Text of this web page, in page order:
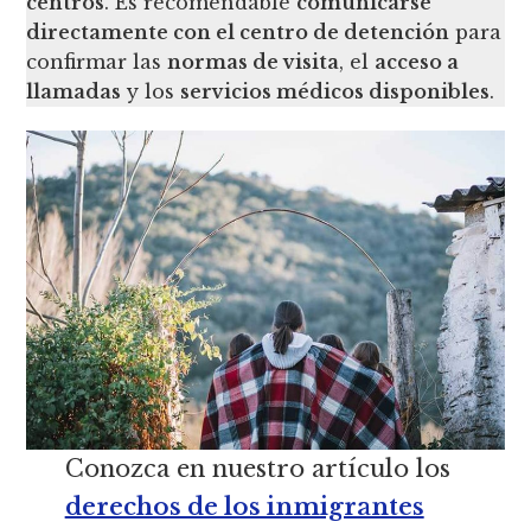
directamente con el centro de detención para
confirmar lasnormas de visita, el acceso a
llamadas y los servicios médicos disponibles.
Conozca en nuestro artículo los
derechos de los inmigrantes